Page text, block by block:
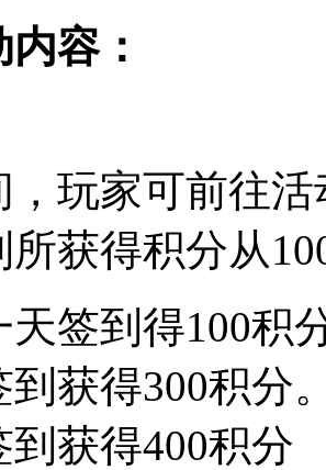
容：
，玩家可前往
所获得积分从
签到得100积
到获得300积分
获得400积分